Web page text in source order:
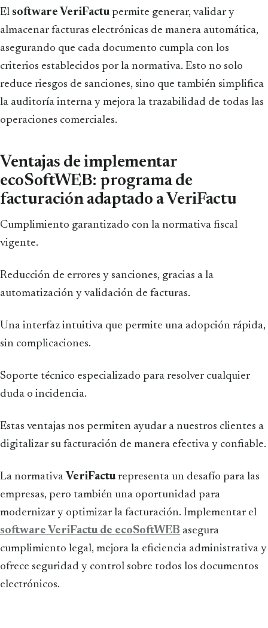
El software VeriFactu permite generar, validar y
almacenar facturas electrónicas de manera automática,
asegurando que cada documento cumpla con los
criterios establecidos por la normativa. Esto no solo
reduce riesgos de sanciones, sino que también simplifica
la auditoría interna y mejora la trazabilidad de todas las
operaciones comerciales.
Ventajas de implementar
ecoSoftWEB: programa de
facturación adaptado a VeriFactu
Cumplimiento garantizado con la normativa fiscal
vigente.
Reducción de errores y sanciones, gracias a la
automatización y validación de facturas.
Una interfaz intuitiva que permite una adopción rápida,
sin complicaciones.
Soporte técnico especializado para resolver cualquier
duda o incidencia.
Estas ventajas nos permiten ayudar a nuestros clientes a
digitalizar su facturación de manera efectiva y confiable.
La normativa VeriFactu representa un desafío para las
empresas, pero también una oportunidad para
modernizar y optimizar la facturación. Implementar el
software VeriFactu de ecoSoftWEB asegura
cumplimiento legal, mejora la eficiencia administrativa y
ofrece seguridad y control sobre todos los documentos
electrónicos.